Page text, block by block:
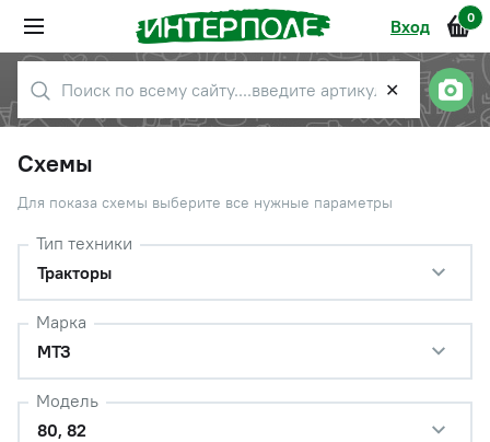
Вход 0
✕
Схемы
Для показа схемы выберите все нужные параметры
Тип техники
Тракторы
Марка
МТЗ
Модель
80, 82